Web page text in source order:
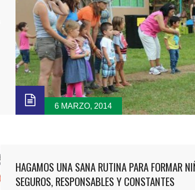
6 MARZO, 2014
HAGAMOS UNA SANA RUTINA PARA FORMAR
SEGUROS, RESPONSABLES Y CONSTANTES